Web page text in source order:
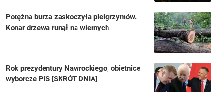
Potężna burza zaskoczyła pielgrzymów.
Konar drzewa runął na wiernych
Rok prezydentury Nawrockiego, obietnice
wyborcze PiS [SKRÓT DNIA]